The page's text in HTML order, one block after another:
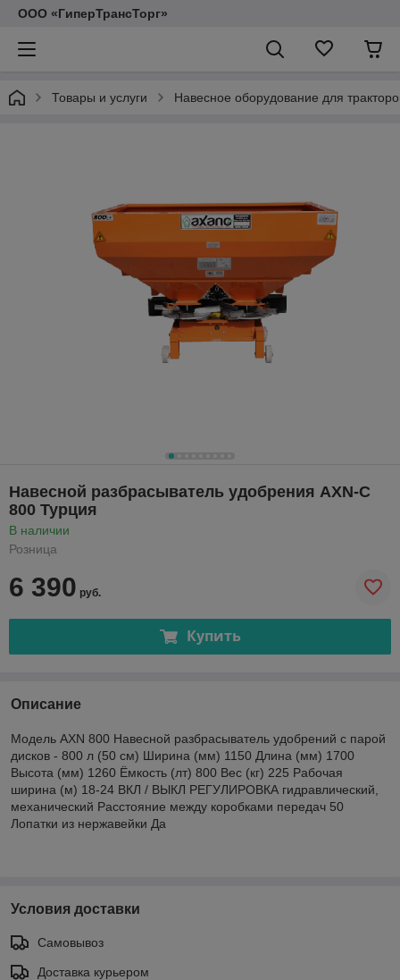
ООО «ГиперТрансТорг»
Товары и услуги Навесное оборудование для
Навесной разбрасыватель удобрения AXN-C
800 Турция
В наличии
Розница
6 390 руб.
Купить
Описание
Модель AXN 800 Навесной разбрасыватель удобрений с парой
дисков - 800 л (50 см) Ширина (мм) 1150 Длина (мм) 1700
Высота (мм) 1260 Ёмкость (лт) 800 Вес (кг) 225 Рабочая
ширина (м) 18-24 ВКЛ / ВЫКЛ РЕГУЛИРОВКА гидравлический,
механический Расстояние между коробками передач 50
Лопатки из нержавейки Да
Условия доставки
Самовывоз
Доставка курьером